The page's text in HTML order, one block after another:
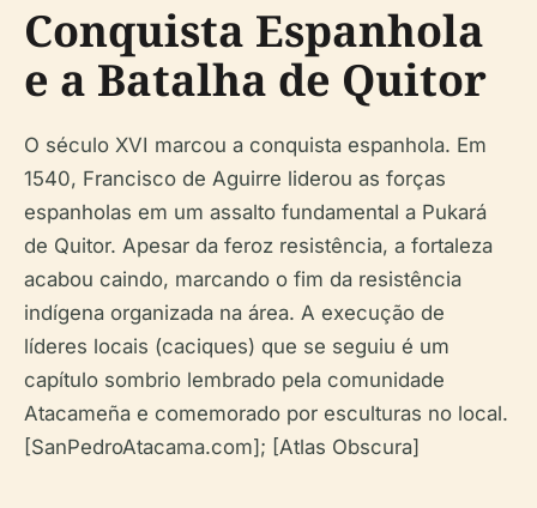
Conquista Espanhola
e a Batalha de Quitor
O século XVI marcou a conquista espanhola. Em
1540, Francisco de Aguirre liderou as forças
espanholas em um assalto fundamental a Pukará
de Quitor. Apesar da feroz resistência, a fortaleza
acabou caindo, marcando o fim da resistência
indígena organizada na área. A execução de
líderes locais (caciques) que se seguiu é um
capítulo sombrio lembrado pela comunidade
Atacameña e comemorado por esculturas no local.
[SanPedroAtacama.com]; [Atlas Obscura]